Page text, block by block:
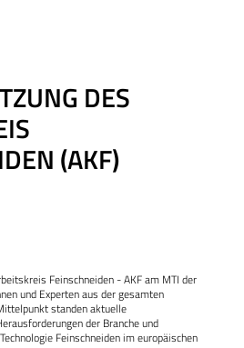
DES
(AKF)
Feinschneiden - AKF am MTI der
und Experten aus der gesamten
standen aktuelle
der Branche und
Feinschneiden im europäischen